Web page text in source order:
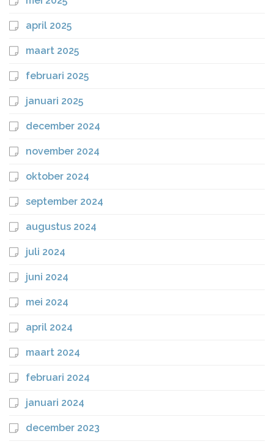
april 2025
maart 2025
februari 2025
januari 2025
december 2024
november 2024
oktober 2024
september 2024
augustus 2024
juli 2024
juni 2024
mei 2024
april 2024
maart 2024
februari 2024
januari 2024
december 2023